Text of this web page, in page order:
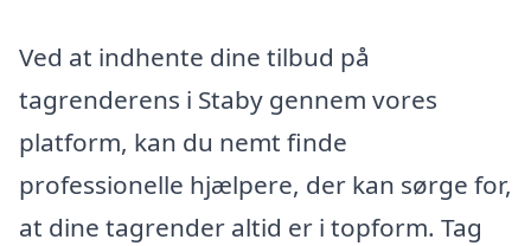
Ved at indhente dine tilbud på
tagrenderens i Staby gennem vores
platform, kan du nemt finde
professionelle hjælpere, der kan sørge for,
at dine tagrender altid er i topform. Tag